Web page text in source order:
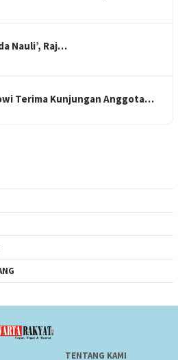
Nauli’, Raj…
Terima Kunjungan Anggota…
TENTANG KAMI